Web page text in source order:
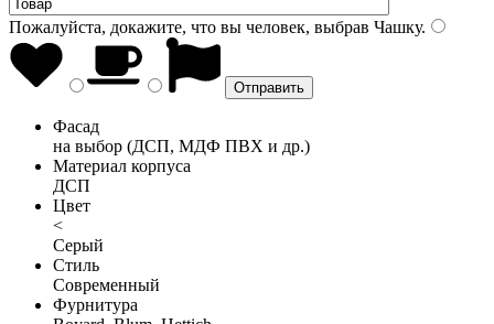
Пожалуйста, докажите, что вы человек, выбрав Чашку.
Фасад
на выбор (ДСП, МДФ ПВХ и др.)
Материал корпуса
ДСП
Цвет
<
Серый
Стиль
Современный
Фурнитура